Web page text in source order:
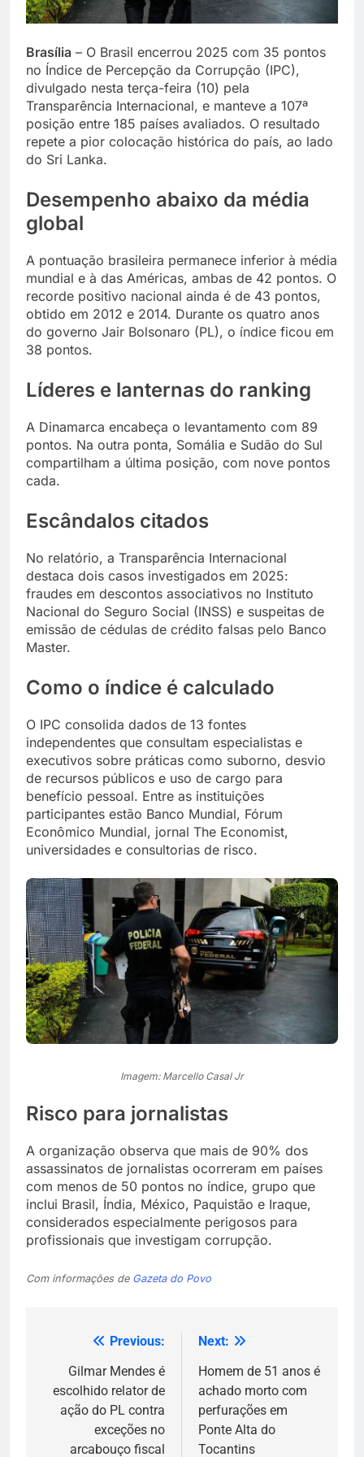
Brasília – O Brasil encerrou 2025 com 35 pontos
no Índice de Percepção da Corrupção (IPC),
divulgado nesta terça-feira (10) pela
Transparência Internacional, e manteve a 107ª
posição entre 185 países avaliados. O resultado
repete a pior colocação histórica do país, ao lado
do Sri Lanka.
Desempenho abaixo da média
global
A pontuação brasileira permanece inferior à média
mundial e à das Américas, ambas de 42 pontos. O
recorde positivo nacional ainda é de 43 pontos,
obtido em 2012 e 2014. Durante os quatro anos
do governo Jair Bolsonaro (PL), o índice ficou em
38 pontos.
Líderes e lanternas do ranking
A Dinamarca encabeça o levantamento com 89
pontos. Na outra ponta, Somália e Sudão do Sul
compartilham a última posição, com nove pontos
cada.
Escândalos citados
No relatório, a Transparência Internacional
destaca dois casos investigados em 2025:
fraudes em descontos associativos no Instituto
Nacional do Seguro Social (INSS) e suspeitas de
emissão de cédulas de crédito falsas pelo Banco
Master.
Como o índice é calculado
O IPC consolida dados de 13 fontes
independentes que consultam especialistas e
executivos sobre práticas como suborno, desvio
de recursos públicos e uso de cargo para
benefício pessoal. Entre as instituições
participantes estão Banco Mundial, Fórum
Econômico Mundial, jornal The Economist,
universidades e consultorias de risco.
Imagem: Marcello Casal Jr
Risco para jornalistas
A organização observa que mais de 90% dos
assassinatos de jornalistas ocorreram em países
com menos de 50 pontos no índice, grupo que
inclui Brasil, Índia, México, Paquistão e Iraque,
considerados especialmente perigosos para
profissionais que investigam corrupção.
Com informações de Gazeta do Povo
Navegação
Post
Previous:
Gilmar Mendes é
escolhido relator de
ação do PL contra
exceções no
arcabouço fiscal
Next:
Homem de 51 anos é
achado morto com
perfurações em
Ponte Alta do
Tocantins